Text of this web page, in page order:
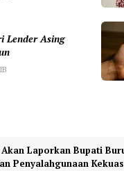
Lender Asing
Akan Laporkan Bupati
Penyalahgunaan